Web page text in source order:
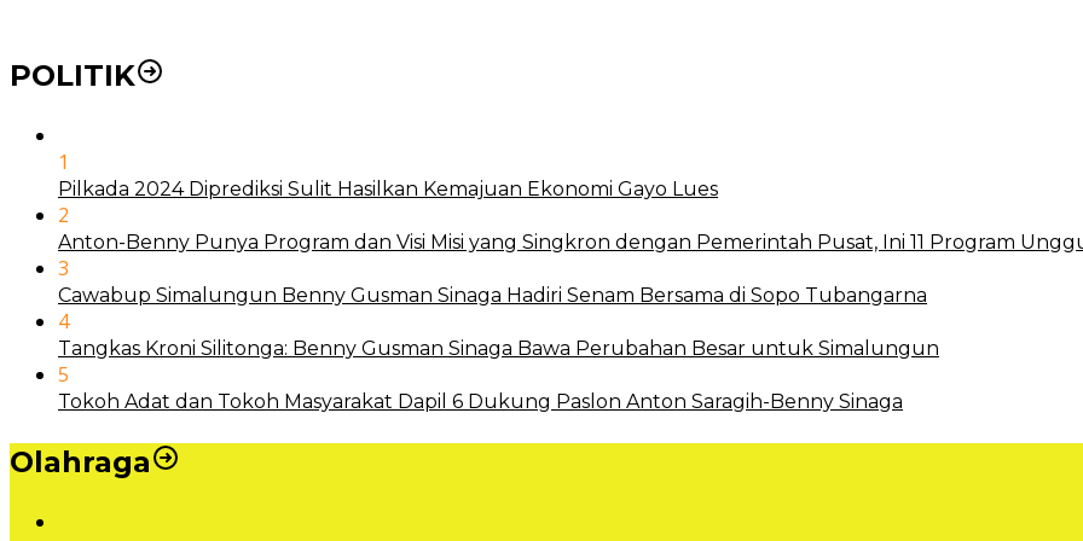
POLITIK
1
Pilkada 2024 Diprediksi Sulit Hasilkan Kemajuan Ekonomi Gayo Lues
2
Anton-Benny Punya Program dan Visi Misi yang Singkron dengan Pemerintah Pusat, Ini 11 Program
3
Cawabup Simalungun Benny Gusman Sinaga Hadiri Senam Bersama di Sopo Tubangarna
4
Tangkas Kroni Silitonga: Benny Gusman Sinaga Bawa Perubahan Besar untuk Simalungun
5
Tokoh Adat dan Tokoh Masyarakat Dapil 6 Dukung Paslon Anton Saragih-Benny Sinaga
Olahraga